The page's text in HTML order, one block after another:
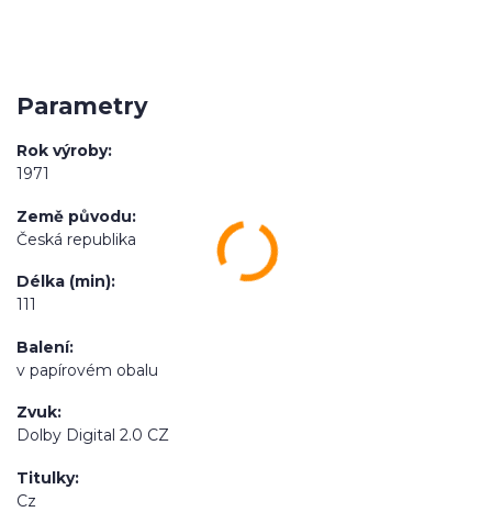
Parametry
Rok výroby
1971
Země původu
Česká republika
Délka (min)
111
Balení
v papírovém obalu
Zvuk
Dolby Digital 2.0 CZ
Titulky
Cz